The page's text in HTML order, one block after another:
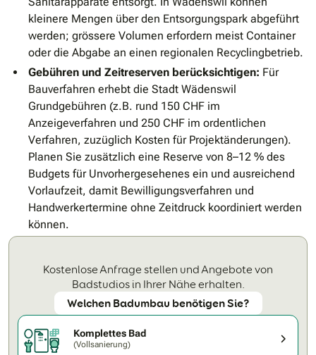
kleinere Mengen über den Entsorgungspark abgeführt
werden; grössere Volumen erfordern meist Container
oder die Abgabe an einen regionalen Recyclingbetrieb.
Gebühren und Zeitreserven berücksichtigen: Für
Bauverfahren erhebt die Stadt Wädenswil
Grundgebühren (z.B. rund 150 CHF im
Anzeigeverfahren und 250 CHF im ordentlichen
Verfahren, zuzüglich Kosten für Projektänderungen).
Planen Sie zusätzlich eine Reserve von 8–12 % des
Budgets für Unvorhergesehenes ein und ausreichend
Vorlaufzeit, damit Bewilligungsverfahren und
Handwerkertermine ohne Zeitdruck koordiniert werden
können.
Kostenlose Anfrage stellen und Angebote von
Badstudios in Ihrer Nähe erhalten.
Welchen Badumbau benötigen Sie?
Komplettes Bad
(Vollsanierung)